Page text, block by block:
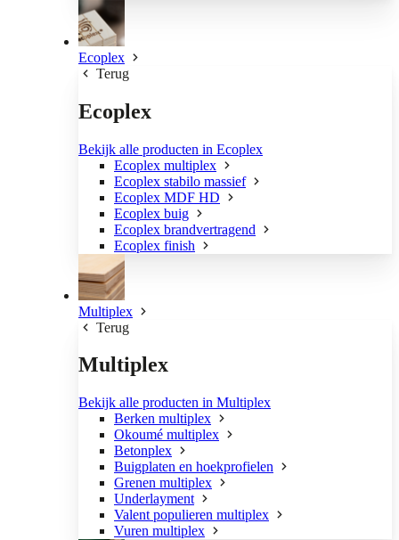
Ecoplex
Terug
Ecoplex
Bekijk alle producten in Ecoplex
Ecoplex multiplex
Ecoplex stabilo massief
Ecoplex MDF HD
Ecoplex buig
Ecoplex brandvertragend
Ecoplex finish
Multiplex
Terug
Multiplex
Bekijk alle producten in Multiplex
Berken multiplex
Okoumé multiplex
Betonplex
Buigplaten en hoekprofielen
Grenen multiplex
Underlayment
Valent populieren multiplex
Vuren multiplex